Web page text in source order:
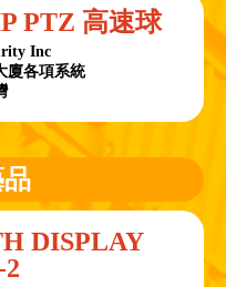
PTZ 高速球
Inc
廈各項系統
DISPLAY